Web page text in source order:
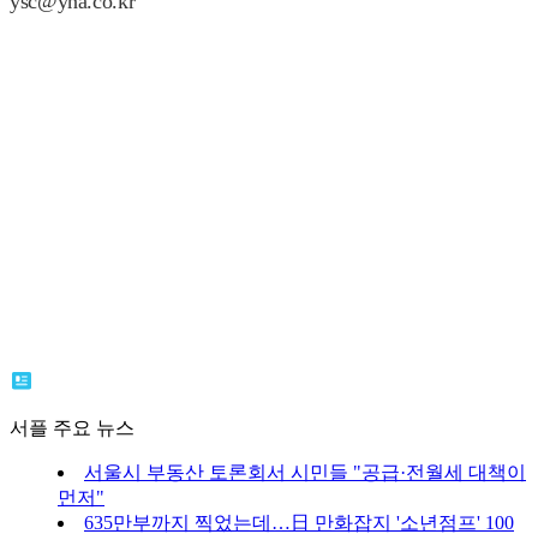
서플 주요 뉴스
서울시 부동산 토론회서 시민들 "공급·전월세 대책이
먼저"
635만부까지 찍었는데…日 만화잡지 '소년점프' 100